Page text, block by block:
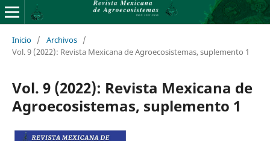
Inicio / Archivos /
Vol. 9 (2022): Revista Mexicana de Agroecosistemas, suplemento 1
Vol. 9 (2022): Revista Mexicana de
Agroecosistemas, suplemento 1